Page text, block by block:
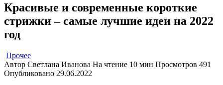
Красивые и современные короткие
стрижки – самые лучшие идеи на 2022
год
Прочее
Автор Светлана Иванова На чтение 10 мин Просмотров 491
Опубликовано 29.06.2022